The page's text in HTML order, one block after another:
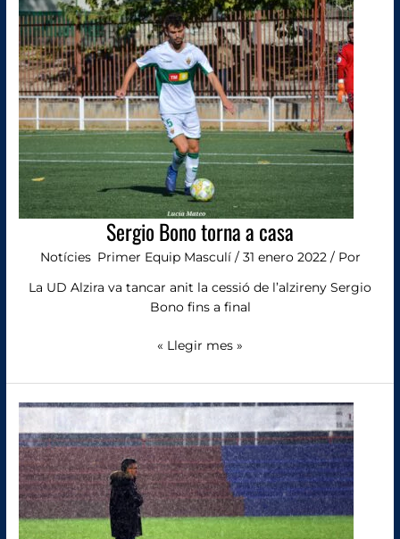
Sergio Bono torna a casa
Notícies, Primer Equip Masculí/ 31 enero 2022 / Por
La UD Alzira va tancar anit la cessió de l’alzireny Sergio
Bono fins a final
Bono
torna
a
casa
« Llegir mes »
Ponz
es
converteix
en
l’entrenador
amb
més